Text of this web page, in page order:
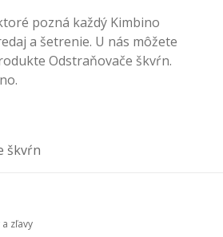
pozná každý Kimbino
a šetrenie. U nás môžete
Odstraňovače škvŕn.
škvŕn
zľavy